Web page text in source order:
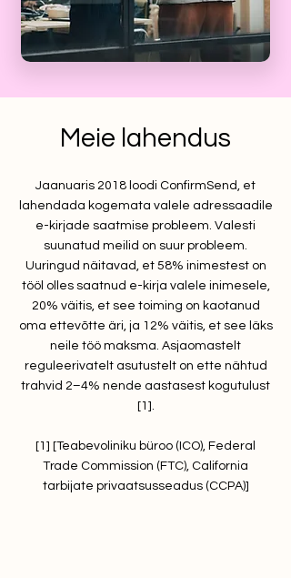
Meie lahendus
Jaanuaris 2018 loodi ConfirmSend, et
lahendada kogemata valele adressaadile
e-kirjade saatmise probleem. Valesti
suunatud meilid on suur probleem.
Uuringud näitavad, et 58% inimestest on
tööl olles saatnud e-kirja valele inimesele,
20% väitis, et see toiming on kaotanud
oma ettevõtte äri, ja 12% väitis, et see läks
neile töö maksma. Asjaomastelt
reguleerivatelt asutustelt on ette nähtud
trahvid 2–4% nende aastasest kogutulust
[1].
[1] [Teabevoliniku büroo (ICO), Federal
Trade Commission (FTC), California
tarbijate privaatsusseadus (CCPA)]